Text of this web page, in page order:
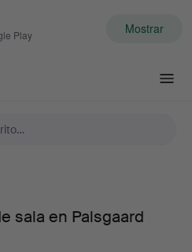
Play Mostrar
sala en Palsgaard